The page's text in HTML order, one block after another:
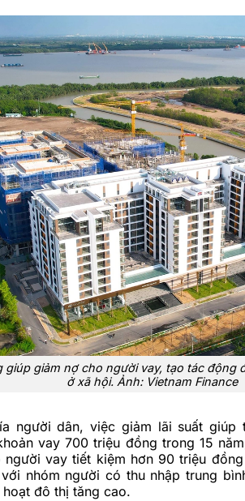
giúp giảm nợ cho người vay, tạo tác động
ở xã hội. Ảnh: Vietnam Finance
người dân, việc giảm lãi suất giúp
vay 700 triệu đồng trong 15
người vay tiết kiệm hơn 90 triệu
nhóm người có thu nhập trung
đô thị tăng cao.